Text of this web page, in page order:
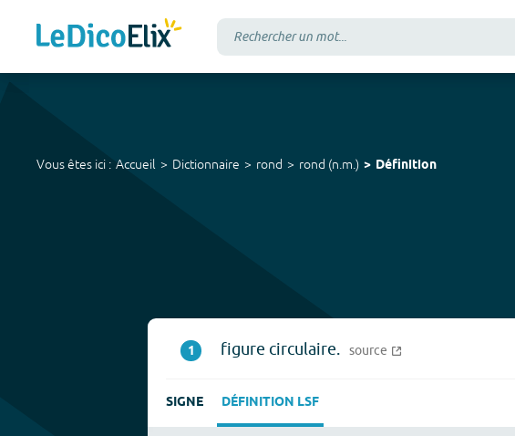
Vous êtes ici : Accueil Dictionnaire rond rond (n.m. ) Définition
1 figure circulaire. source
SIGNE DÉFINITION LSF